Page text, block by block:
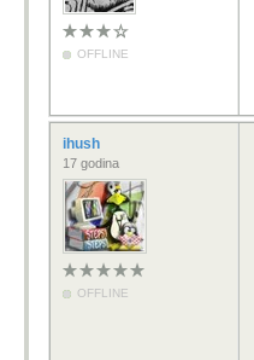
OFFLINE
ihush
17 godina
OFFLINE